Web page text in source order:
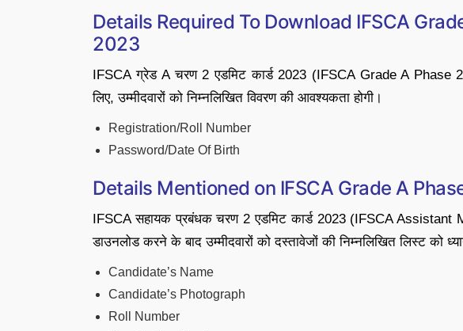
Details Required To Download IFSCA
2023
IFSCA ग्रेड A चरण 2 एडमिट कार्ड 2023 (IFSCA Grade A
लिए, उम्मीदवारों को निम्नलिखित विवरण की आवश्यकता होगी।
Registration/Roll Number
Password/Date Of Birth
Details Mentioned on IFSCA Grade A
IFSCA सहायक प्रबंधक चरण 2 एडमिट कार्ड 2023 (IFSCA
डाउनलोड करने के बाद उम्मीदवारों को दस्तावेजों की निम्नलिखित लिस्ट को
Candidate’s Name
Candidate’s Photograph
Roll Number